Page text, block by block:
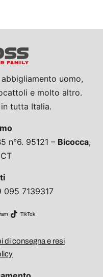
uomo,
e molto altro.
in tutta Italia.
n°6. 95121 – Bicocca,
7139317
TikTok
di consegna e resi